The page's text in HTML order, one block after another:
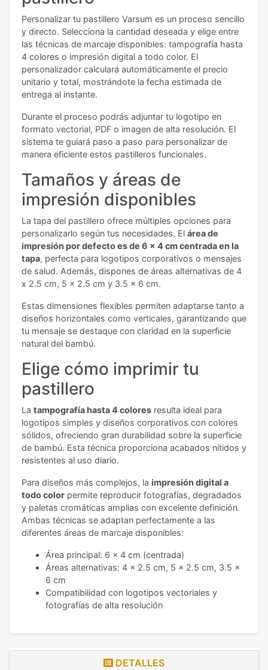
Personalizar tu pastillero Varsum es un proceso sencillo
y directo. Selecciona la cantidad deseada y elige entre
las técnicas de marcaje disponibles: tampografía hasta
4 colores o impresión digital a todo color. El
personalizador calculará automáticamente el precio
unitario y total, mostrándote la fecha estimada de
entrega al instante.
Durante el proceso podrás adjuntar tu logotipo en
formato vectorial, PDF o imagen de alta resolución. El
sistema te guiará paso a paso para personalizar de
manera eficiente estos pastilleros funcionales.
Tamaños y áreas de
impresión disponibles
La tapa del pastillero ofrece múltiples opciones para
personalizarlo según tus necesidades. El área de
impresión por defecto es de 6 x 4 cm centrada en la
tapa, perfecta para logotipos corporativos o mensajes
de salud. Además, dispones de áreas alternativas de 4
x 2.5 cm, 5 x 2.5 cm y 3.5 x 6 cm.
Estas dimensiones flexibles permiten adaptarse tanto a
diseños horizontales como verticales, garantizando que
tu mensaje se destaque con claridad en la superficie
natural del bambú.
Elige cómo imprimir tu
pastillero
La tampografía hasta 4 colores resulta ideal para
logotipos simples y diseños corporativos con colores
sólidos, ofreciendo gran durabilidad sobre la superficie
de bambú. Esta técnica proporciona acabados nítidos y
resistentes al uso diario.
Para diseños más complejos, la impresión digital a
todo color permite reproducir fotografías, degradados
y paletas cromáticas amplias con excelente definición.
Ambas técnicas se adaptan perfectamente a las
diferentes áreas de marcaje disponibles:
Área principal: 6 x 4 cm (centrada)
Áreas alternativas: 4 x 2.5 cm, 5 x 2.5 cm, 3.5 x
6 cm
Compatibilidad con logotipos vectoriales y
fotografías de alta resolución
DETALLES